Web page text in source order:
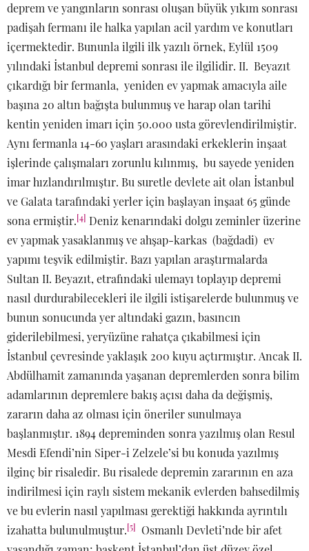
deprem ve yangınların sonrası oluşan büyük yıkım sonrası
padişah fermanı ile halka yapılan acil yardım ve konutları
içermektedir. Bununla ilgili ilk yazılı örnek, Eylül 1509
yılındaki İstanbul depremi sonrası ile ilgilidir. II. Beyazıt
çıkardığı bir fermanla, yeniden ev yapmak amacıyla aile
başına 20 altın bağışta bulunmuş ve harap olan tarihi
kentin yeniden imarı için 50.000 usta görevlendirilmiştir.
Aynı fermanla 14-60 yaşları arasındaki erkeklerin inşaat
işlerinde çalışmaları zorunlu kılınmış, bu sayede yeniden
imar hızlandırılmıştır. Bu suretle devlete ait olan İstanbul
ve Galata tarafındaki yerler için başlayan inşaat 65 günde
sona ermiştir.[4] Deniz kenarındaki dolgu zeminler üzerine
ev yapmak yasaklanmış ve ahşap-karkas (bağdadi) ev
yapımı teşvik edilmiştir. Bazı yapılan araştırmalarda
Sultan II. Beyazıt, etrafındaki ulemayı toplayıp depremi
nasıl durdurabilecekleri ile ilgili istişarelerde bulunmuş ve
bunun sonucunda yer altındaki gazın, basıncın
giderilebilmesi, yeryüzüne rahatça çıkabilmesi için
İstanbul çevresinde yaklaşık 200 kuyu açtırmıştır. Ancak II.
Abdülhamit zamanında yaşanan depremlerden sonra bilim
adamlarının depremlere bakış açısı daha da değişmiş,
zararın daha az olması için öneriler sunulmaya
başlanmıştır. 1894 depreminden sonra yazılmış olan Resul
Mesdi Efendi’nin Siper-i Zelzele’si bu konuda yazılmış
ilginç bir risaledir. Bu risalede depremin zararının en aza
indirilmesi için raylı sistem mekanik evlerden bahsedilmiş
ve bu evlerin nasıl yapılması gerektiği hakkında ayrıntılı
izahatta bulunulmuştur.[5] Osmanlı Devleti’nde bir afet